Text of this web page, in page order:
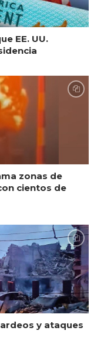
EE. UU.
zonas de
cientos de
y ataques